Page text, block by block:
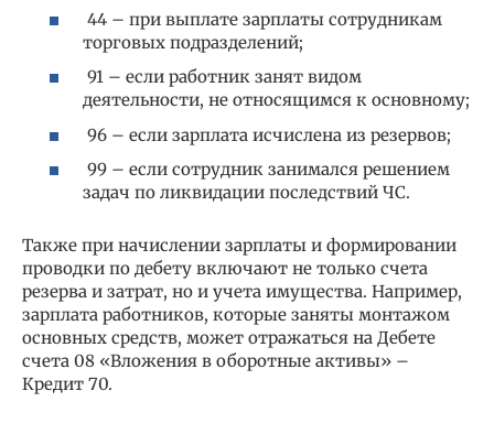
44 – при выплате зарплаты сотрудникам
торговых подразделений;
91 – если работник занят видом
деятельности, не относящимся к основному;
96 – если зарплата исчислена из резервов;
99 – если сотрудник занимался решением
задач по ликвидации последствий ЧС.
Также при начислении зарплаты и формировании
проводки по дебету включают не только счета
резерва и затрат, но и учета имущества. Например,
зарплата работников, которые заняты монтажом
основных средств, может отражаться на Дебете
счета 08 «Вложения в оборотные активы» –
Кредит 70.